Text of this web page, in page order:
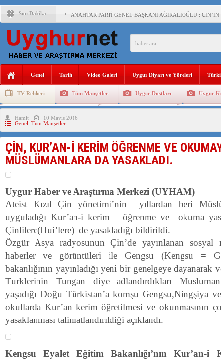
Son Dakika ANAHTAR PARTİ GENEL BAŞKANI AĞIRALİOĞLU :
ÇİN’İN DOĞU TÜRKİSTAN’DAKİ UYGULAMALARI
150 YILDIR KAYNAYAN YARAMIZ : ÇİN İŞGALİNDEKİ
ÇİN’İN UYGUR POLİTİKALARINI ÖVEN DİYANET
ÇİN’İN ANKARA BÜYÜKELÇİSİ JİANG’İN TRABZON
Genel Tarih Video Galeri Uygur Diyarı ve Yöreleri
TV Rehberi Tüm Manşetler Uygur Dostları Uygur
Uygurlarda Düğün ve Cenaze
Hamit
10 Mayıs 2016
Genel Tüm Manşetler
ÇİN, KUR’AN-İ KERİM ÖĞRENME VE
MÜSLÜMANLARA DA YASAKLADI.
Uygur Haber ve Araştırma Merkezi (UYHAM)
Ateist Kızıl Çin yönetimi’nin yıllardan beri
uyguladığı Kur’an-i kerim öğrenme ve okuma
Çinlilere(Hui’lere) de yasakladığı bildirildi.
Özgür Asya radyosunun Çin’de yayınlanan sosyal
haberler ve görüntüleri ile Gengsu (Kengsu =
bakanlığının yayınladığı yeni bir genelgeye
Türklerinin Tungan diye adlandırdıkları
yaşadığı Doğu Türkistan’a komşu Gengsu,Ningşiya
okullarda Kur’an kerim öğretilmesi ve okunmasının
yasaklanması talimatlandırıldiği açıklandı.
Kengsu Eyalet Eğitim Bakanlığı’nın Kur’an-